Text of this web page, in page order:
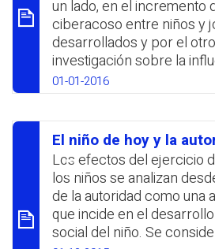
WhatsApp
un lado, en el incremento
ciberacoso entre niños y
desarrollados y por el
investigación sobre la
entornos familiar y
de este problema. Por
que numerosos estudios
estas variables ejercen un
lo que atañe al acoso
WhatsApp
01-01-2016
סיכום
El niño de hoy y la
Los efectos del ejercicio
los niños se analizan
de la autoridad como una
que incide en el
social del niño. Se